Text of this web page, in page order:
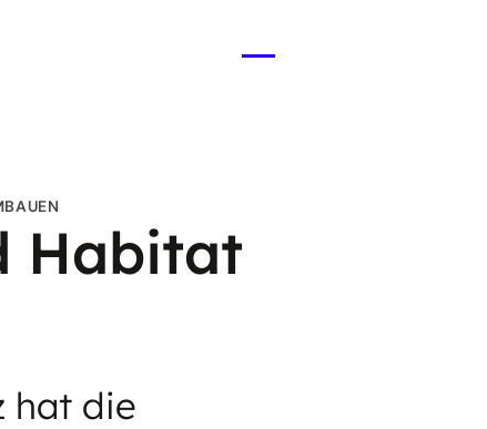
Habitat
hat die